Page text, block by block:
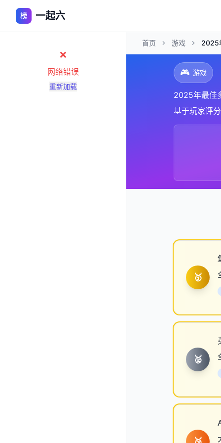
榜 一起六
❌
网络错误
重新加载
首页 游戏 2025
🎮 游戏
2025年最佳
基于玩家评
🥇
🥈